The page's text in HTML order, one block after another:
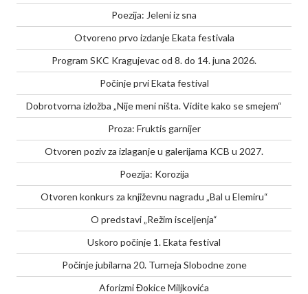
Poezija: Jeleni iz sna
Otvoreno prvo izdanje Ekata festivala
Program SKC Kragujevac od 8. do 14. juna 2026.
Počinje prvi Ekata festival
Dobrotvorna izložba „Nije meni ništa. Vidite kako se smejem“
Proza: Fruktis garnijer
Otvoren poziv za izlaganje u galerijama KCB u 2027.
Poezija: Korozija
Otvoren konkurs za književnu nagradu „Bal u Elemiru“
O predstavi „Režim isceljenja“
Uskoro počinje 1. Ekata festival
Počinje jubilarna 20. Turneja Slobodne zone
Aforizmi Đokice Miljkovića